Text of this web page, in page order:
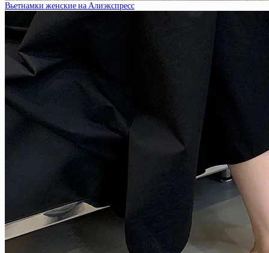
Вьетнамки женские на Алиэкспресс